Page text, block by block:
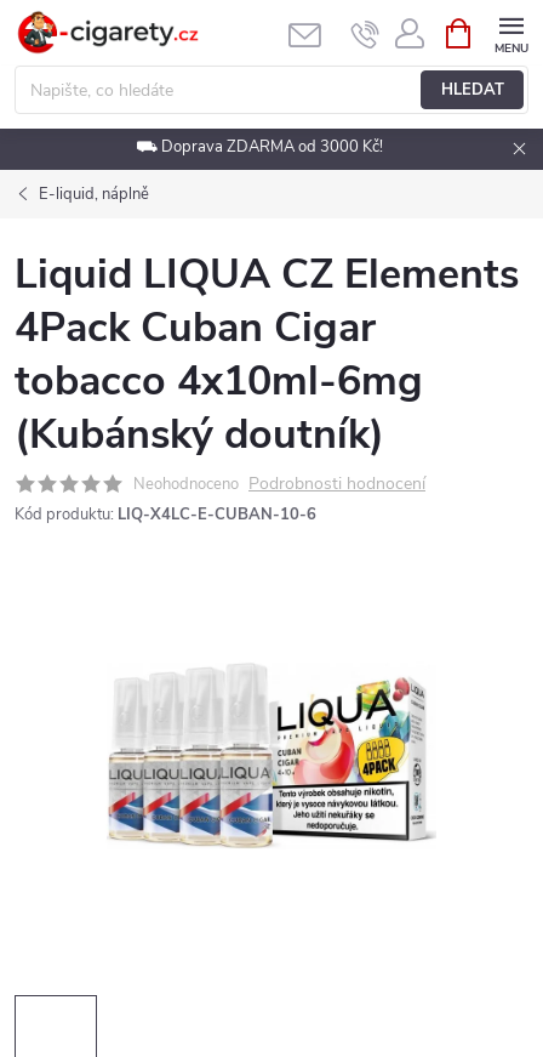
Přejít
obsah
HLEDAT
NÁKUPNÍ
KOŠÍK
⛟ Doprava ZDARMA od 3000 Kč!
E-liquid, náplně
Liquid LIQUA CZ Elements
4Pack Cuban Cigar
tobacco 4x10ml-6mg
(Kubánský doutník)
Neohodnoceno Podrobnosti hodnocení
Kód produktu: LIQ-X4LC-E-CUBAN-10-6